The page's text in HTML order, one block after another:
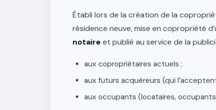
Établi lors de la création de la
résidence neuve, mise en copropriété
notaireet publié au service de la
aux copropriétaires actuels ;
aux futurs acquéreurs (qui
aux occupants (locataires,